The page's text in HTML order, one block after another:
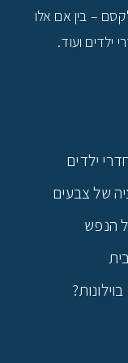
– בין אם אלו
ילדים ועוד.
ילדים
של צבעים
הנפש